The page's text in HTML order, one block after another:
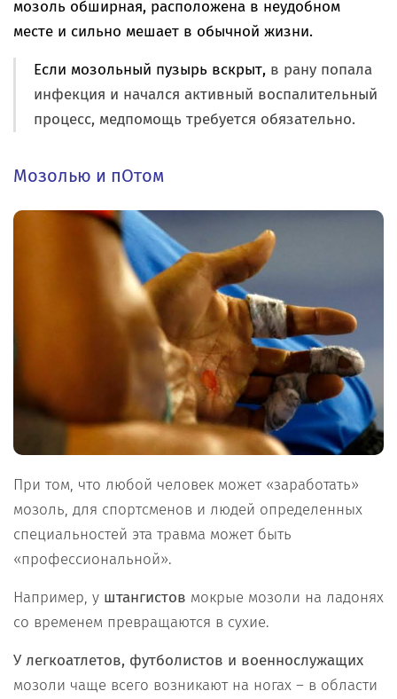
мозоль обширная, расположена в неудобном
месте и сильно мешает в обычной жизни.
Если мозольный пузырь вскрыт, в рану попала
инфекция и начался активный воспалительный
процесс, медпомощь требуется обязательно.
Мозолью и пОтом
При том, что любой человек может «заработать»
мозоль, для спортсменов и людей определенных
специальностей эта травма может быть
«профессиональной».
Например, у штангистов мокрые мозоли на ладонях
со временем превращаются в сухие.
У легкоатлетов, футболистов и военнослужащих
мозоли чаще всего возникают на ногах – в области